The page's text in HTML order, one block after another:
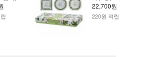
22,700원
220원 적립